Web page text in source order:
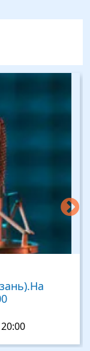
Андрей Р.На
в
12 августа -